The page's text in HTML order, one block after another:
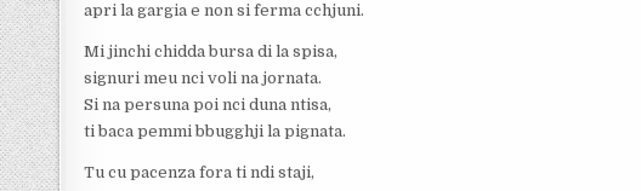
apri la gargia e non si ferma cchjuni.
Mi jinchi chidda bursa di la spisa,
signuri meu nci voli na jornata.
Si na persuna poi nci duna ntisa,
ti baca pemmi bbugghji la pignata.
Tu cu pacenza fora ti ndi staji,